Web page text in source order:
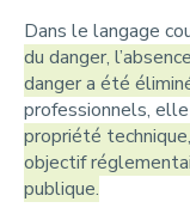
Dans le langage
du danger,
danger a été
professionnels,
propriété
objectif
publique.